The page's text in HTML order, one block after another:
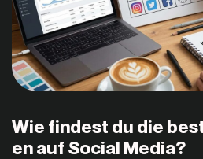
Wie findest du die
en auf Social Media?